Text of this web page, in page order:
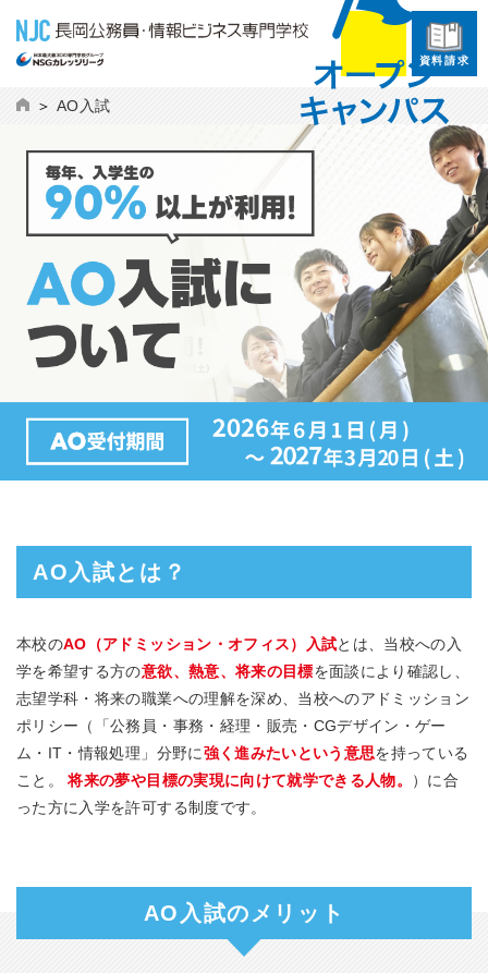
資料請求
AO入試
AO入試とは？
本校のAO（アドミッション・オフィス）入試とは、当校への入
学を希望する方の意欲、熱意、将来の目標を面談により確認し、
志望学科・将来の職業への理解を深め、当校へのアドミッション
ポリシー（「公務員・事務・経理・販売・CGデザイン・ゲー
ム・IT・情報処理」分野に強く進みたいという意思を持っている
こと。将来の夢や目標の実現に向けて就学できる人物。
）に合
った方に入学を許可する制度です。
AO入試のメリット